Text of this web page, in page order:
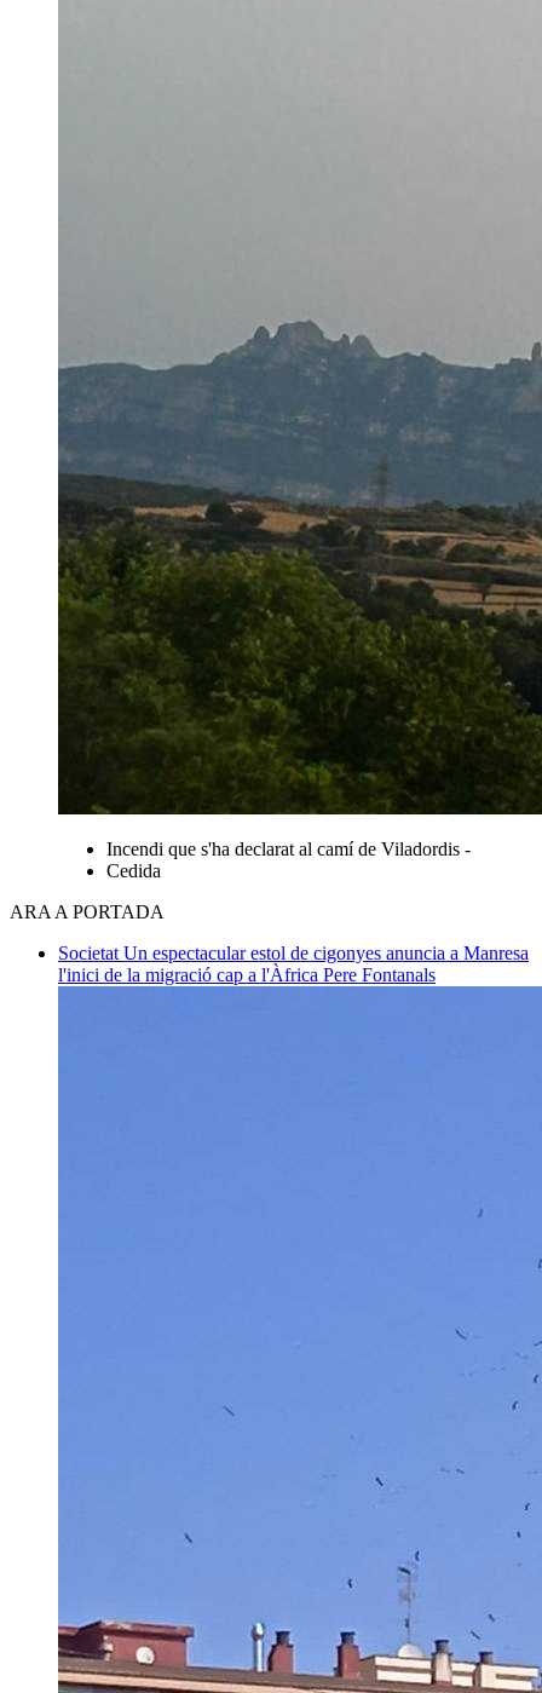
Incendi que s'ha declarat al camí de Viladordis -
Cedida
ARA A PORTADA
Societat Un espectacular estol de cigonyes anuncia a Manresa
l'inici de la migració cap a l'Àfrica Pere Fontanals